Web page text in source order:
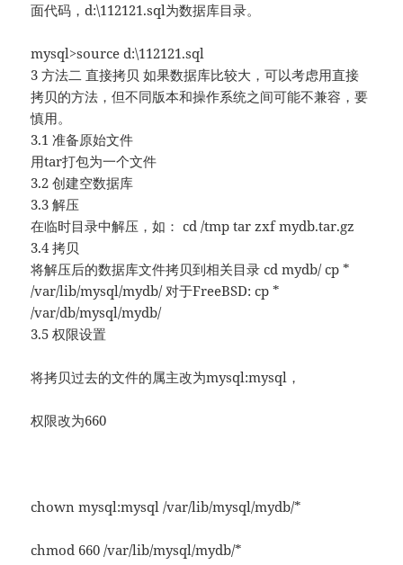
面代码，d:\112121.sql为数据库目录。
mysql>source d:\112121.sql
3 方法二 直接拷贝 如果数据库比较大，可以考虑用直接
拷贝的方法，但不同版本和操作系统之间可能不兼容，要
慎用。
3.1 准备原始文件
用tar打包为一个文件
3.2 创建空数据库
3.3 解压
在临时目录中解压，如： cd /tmp tar zxf mydb.tar.gz
3.4 拷贝
将解压后的数据库文件拷贝到相关目录 cd mydb/ cp *
/var/lib/mysql/mydb/ 对于FreeBSD: cp *
/var/db/mysql/mydb/
3.5 权限设置
将拷贝过去的文件的属主改为mysql:mysql，
权限改为660
chown mysql:mysql /var/lib/mysql/mydb/*
chmod 660 /var/lib/mysql/mydb/*